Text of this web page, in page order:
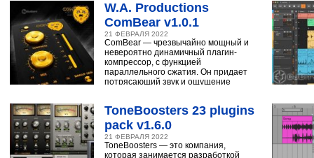
W.A. Productions
ComBear v1.0.1
21 ФЕВРАЛЯ 2022
ComBear — чрезвычайно мощный и
невероятно динамичный плагин-
компрессор, с функцией
параллельного сжатия. Он придает
потрясающий звук и ощущение
ToneBoosters 23 plugins
pack v1.6.0
21 ФЕВРАЛЯ 2022
ToneBoosters — это компания,
которая занимается разработкой